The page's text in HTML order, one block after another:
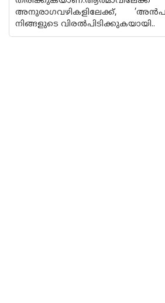
അനുരാഗവഴികളിലേക്ക്,
നിങ്ങളുടെ വിരൽപിടിക്കുകയായി..